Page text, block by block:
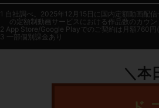
1 自社調べ。2025年12月15日に国内定額動画配
の定額制動画サービスにおける作品数のカウ
2 App Store/Google Playでのご契約は月額760円
3 一部個別課金あり
＼本